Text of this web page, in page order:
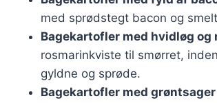
med sprødstegt bacon og
Bagekartofler med hvidløg og
rosmarinkviste til smørret,
gyldne og sprøde.
Bagekartofler med